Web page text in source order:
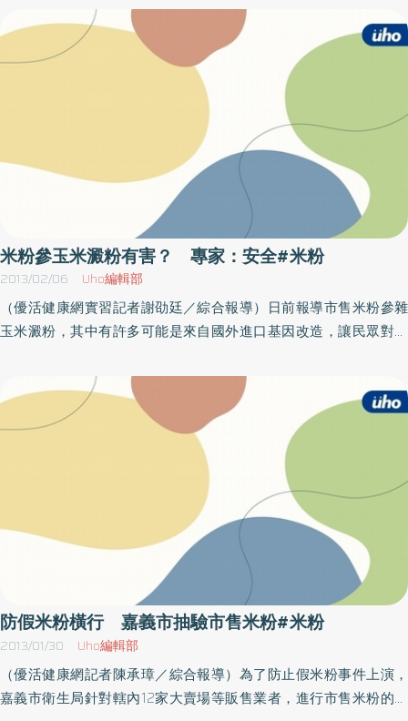
加入黏著劑。
食品衛生管理法相關規定詳實標示，以保障消費者權益。包裝食品
品名標示，依食品衛生管理法施行細則第9條規定，應使用國家標準
所定之名稱；無國家標準名稱者，得自定其名稱，且其名稱應與食
品本質相符，避免混淆。市售包裝「在來米粉」、「糯米粉」與
「蓬萊米粉」，內容物應分別含有在來米、糯米與蓬萊米，且食品
之內容物標示應含有米。目前市售包裝「在來米粉」、「糯米粉」
與「蓬萊米粉」，以米及玉米澱粉或其他澱粉等原料製得之產品，
依據食品衛生管理法施行細則第10條規定，內容物為二種或二種以
上時，應依其含量多寡由高至低標示之；且如食品內容物添加有食
品添加物，依據食品衛生管理法第17條規定，亦須詳實列示所含食
品添加物名稱。另針對市售包裝食品之營養標示依據同法第17條第2
項及「市售包裝食品營養標示規範」規定標示，應於包裝容器外表
之明顯處標示「熱量、蛋白質、脂肪、飽和脂肪、反式脂肪、碳水
化合物、鈉含量」等項目，且其標示值誤差允許範圍為±20％，如標
示值與檢驗值超過法規允許範圍，亦屬違反規定。食品藥物管理局
作選擇，以保障自身權益。
米粉參玉米澱粉有害？ 專家：安全#米粉
2013/02/06 Uho編輯部
（優活健康網實習記者謝劭廷／綜合報導）日前報導市售米粉參雜
玉米澱粉，其中有許多可能是來自國外進口基因改造，讓民眾對於
生化科技學系潘子明教授發表文章，認為安全無虞。潘子明表示，
所謂「基因改造食品」是指利用基因工程或分子生物技術，將遺傳
物質轉移（轉殖）入活細胞或生物體，產生基因改造現象之相關技
術。目前常見的基因改造食品像黃豆及玉米，為了讓其生長得更
好，業者使用技術將基因轉殖到植物，產生特定蛋白質以抗病蟲
害。潘子明指出，基因改造食品之安全評估採用極嚴格之標準，將
經由新的基因改造技術所獲得的產品，與其改造前的原有產品做各
方面的分析比較。台灣不會因為其他國家已給予許可，就跟著許
可，一定要有對國人特有過敏原之完整安全資料後才會准予進口。
潘子明表示，玉米製成玉米澱粉之製造過程極為強烈，根本檢驗不
出轉殖之新基因或此新基因所表現之蛋白質。在衛生署基因改造食
品標示辦法中有：「使用基因改造之黃豆或玉米所製造之醬油、黃
豆油（沙拉油）、玉米油、玉米糖漿、玉米澱粉等，得免標示」即
是雖然原料為基因改造玉米或黃豆，但因製造過程為深度加工，所
以加工產品檢驗不出轉殖之新基因或此新基因所表現之蛋白質。加
防假米粉橫行 嘉義市抽驗市售米粉#米粉
2013/01/30 Uho編輯部
（優活健康網記者陳承璋／綜合報導）為了防止假米粉事件上演，
嘉義市衛生局針對轄內12家大賣場等販售業者，進行市售米粉的檢